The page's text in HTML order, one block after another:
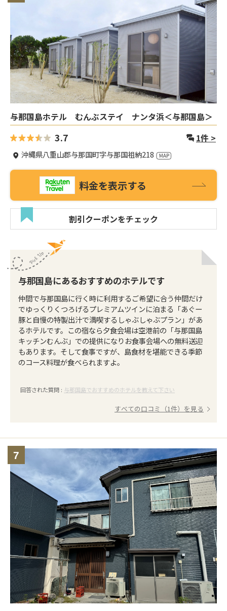
与那国島ホテル むんぶステイ ナンタ浜＜与那国島＞
3.7 1件 >
沖縄県八重山郡与那国町字与那国祖納218
料金を表示する
割引クーポンをチェック
与那国島にあるおすすめのホテルです
仲間で与那国島に行く時に利用するご希望に合う仲間だけ
でゆっくりくつろげるプレミアムツインに泊まる「あぐー
豚と自慢の特製出汁で満喫するしゃぶしゃぶプラン」があ
るホテルです。この宿なら夕食会場は空港前の「与那国島
キッチンむんぶ」での提供になりお食事会場への無料送迎
もあります。そして食事ですが、島食材を堪能できる季節
のコース料理が食べられますよ。
回答された質問 : 与那国島でおすすめのホテルを教えて下さい
すべての口コミ（1件）を見る
7